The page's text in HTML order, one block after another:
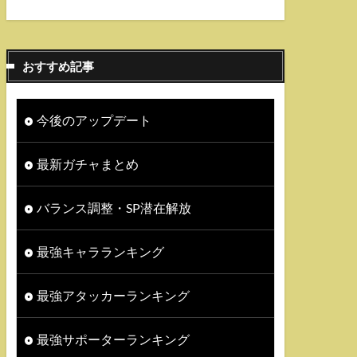
おすすめ記事
今後のアップデート
最新ガチャまとめ
バランス調整・SP潜在解放
最強キャラランキング
最強アタッカーランキング
最強サポーターランキング